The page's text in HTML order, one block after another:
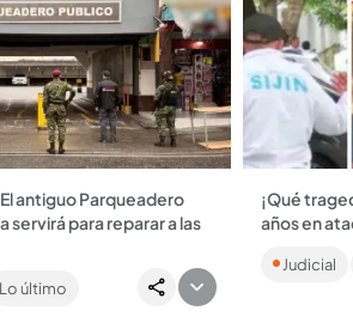
El antiguo Parqueadero
servirá para reparar a las
en ese lugar operaba
y logístico de las
Lo último
¡Qué
años en
estaba
una
Judicial